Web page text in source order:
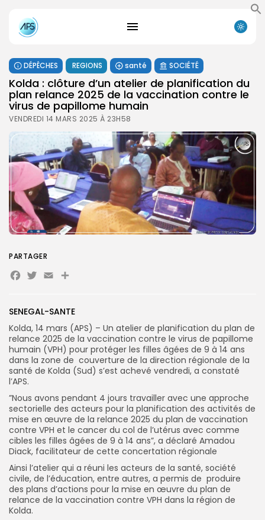
for:
FR
DÉPÊCHES REGIONS santé SOCIÉTÉ
Kolda : clôture d’un atelier de planification du
plan relance 2025 de la vaccination contre le
virus de papillome humain
VENDREDI 14 MARS 2025 À 23H58
SENEGAL-SANTE
Kolda, 14 mars (APS) – Un atelier de planification du plan de
relance 2025 de la vaccination contre le virus de papillome
humain (VPH) pour protéger les filles âgées de 9 à 14 ans
dans la zone de couverture de la direction régionale de la
santé de Kolda (Sud) s’est achevé vendredi, a constaté
l’APS.
”Nous avons pendant 4 jours travailler avec une approche
sectorielle des acteurs pour la planification des activités de
mise en œuvre de la relance 2025 du plan de vaccination
contre VPH et le cancer du col de l’utérus avec comme
cibles les filles âgées de 9 à 14 ans”, a déclaré Amadou
Diack, facilitateur de cette concertation régionale
Ainsi l’atelier qui a réuni les acteurs de la santé, société
civile, de l’éducation, entre autres, a permis de produire
des plans d’actions pour la mise en œuvre du plan de
relance de la vaccination contre VPH dans la région de
Kolda.
PARTAGER
Facebook
Twitter
EmailPartager